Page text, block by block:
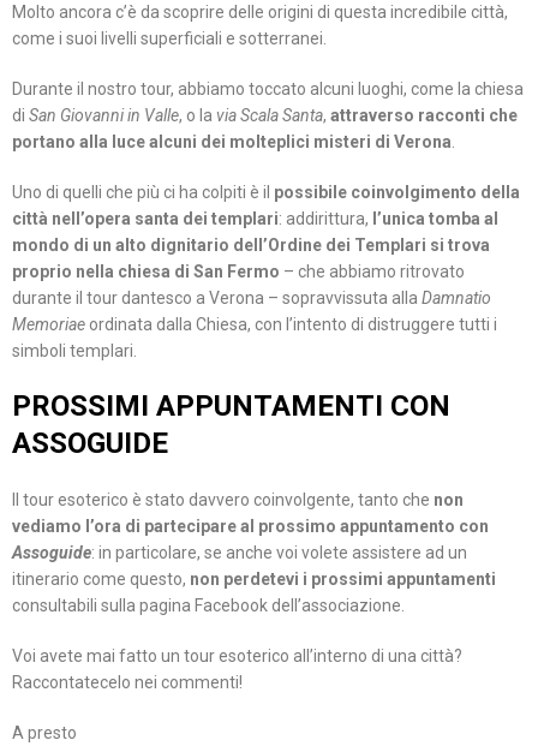
Molto ancora c’è da scoprire delle origini di questa incredibile città,
come i suoi livelli superficiali e sotterranei.
Durante il nostro tour, abbiamo toccato alcuni luoghi, come la chiesa
di San Giovanni in Valle, o la via Scala Santa, attraverso racconti che
portano alla luce alcuni dei molteplici misteri di Verona.
Uno di quelli che più ci ha colpiti è il possibile coinvolgimento della
città nell’opera santa dei templari: addirittura, l’unica tomba al
mondo di un alto dignitario dell’Ordine dei Templari si trova
proprio nella chiesa di San Fermo – che abbiamo ritrovato
durante il tour dantesco a Verona – sopravvissuta alla Damnatio
Memoriae ordinata dalla Chiesa, con l’intento di distruggere tutti i
simboli templari.
PROSSIMI APPUNTAMENTI CON
ASSOGUIDE
Il tour esoterico è stato davvero coinvolgente, tanto che non
vediamo l’ora di partecipare al prossimo appuntamento con
Assoguide: in particolare, se anche voi volete assistere ad un
itinerario come questo, non perdetevi i prossimi appuntamenti
consultabili sulla pagina Facebook dell’associazione.
Voi avete mai fatto un tour esoterico all’interno di una città?
Raccontatecelo nei commenti!
A presto